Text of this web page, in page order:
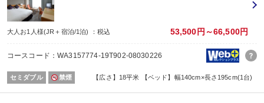
大人お1人様(JR＋宿泊/1泊) ：税込 53,500円～66,500円
コースコード：WA3157774-19T902-08030226
セミダブル 禁煙 【広さ】18平米 【ベッド】幅140cm×長さ195cm(1台)